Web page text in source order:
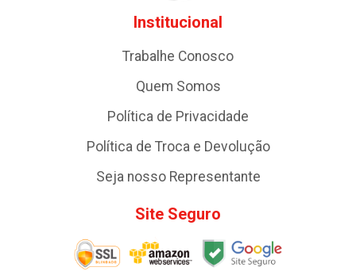
Institucional
Trabalhe Conosco
Quem Somos
Política de Privacidade
Política de Troca e Devolução
Seja nosso Representante
Site Seguro